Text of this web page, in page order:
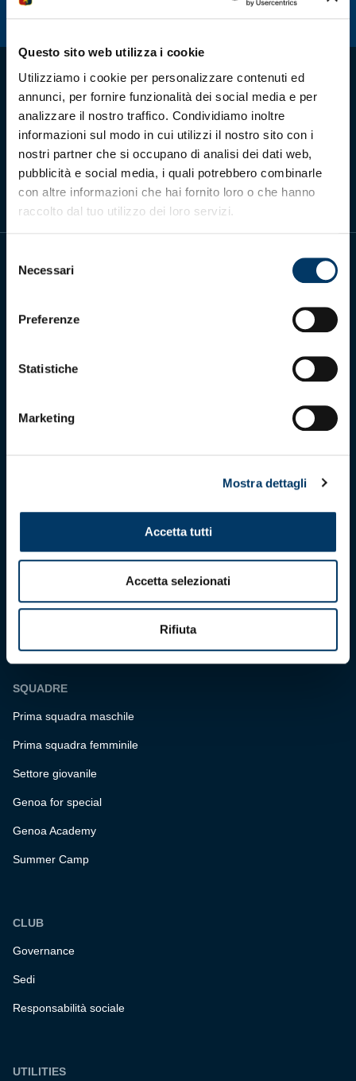
Questo sito web utilizza i cookie
Utilizziamo i cookie per personalizzare contenuti ed
annunci, per fornire funzionalità dei social media e per
analizzare il nostro traffico. Condividiamo inoltre
informazioni sul modo in cui utilizzi il nostro sito con i
nostri partner che si occupano di analisi dei dati web,
pubblicità e social media, i quali potrebbero combinarle
con altre informazioni che hai fornito loro o che hanno
raccolto dal tuo utilizzo dei loro servizi.
delNecessari
Preferenze
Statistiche
Marketing
Mostra dettagli
Accetta tutti
Accetta selezionati
Rifiuta
Accessori
Party
Outlet
Isolani x Genoa
Gift Card Online Store
Iscritto al Registro Stampa del Tribunale di Genova n. 3054 in data 7
Biglietteria
SQUADRE
Prima squadra maschile
Prima squadra femminile
Settore giovanile
Genoa for special
Genoa Academy
Summer Camp
CLUB
Governance
Sedi
Responsabilità sociale
UTILITIES